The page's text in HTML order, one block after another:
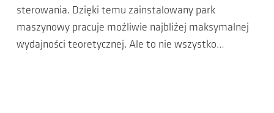
sterowania. Dzięki temu zainstalowany park
maszynowy pracuje możliwie najbliżej maksymalnej
wydajności teoretycznej. Ale to nie wszystko…